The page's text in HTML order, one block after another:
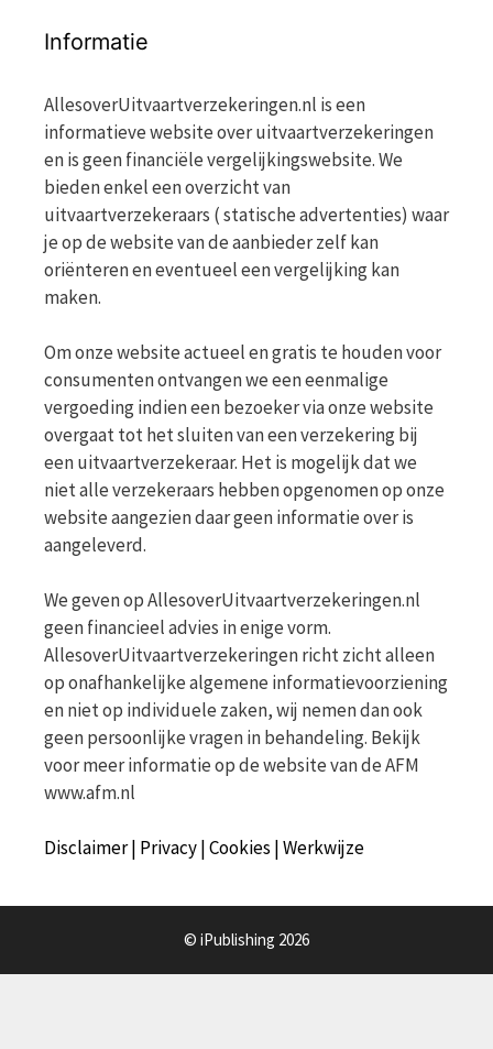
Informatie
AllesoverUitvaartverzekeringen.nl is een
informatieve website over uitvaartverzekeringen
en is geen financiële vergelijkingswebsite. We
bieden enkel een overzicht van
uitvaartverzekeraars ( statische advertenties) waar
je op de website van de aanbieder zelf kan
oriënteren en eventueel een vergelijking kan
maken.
Om onze website actueel en gratis te houden voor
consumenten ontvangen we een eenmalige
vergoeding indien een bezoeker via onze website
overgaat tot het sluiten van een verzekering bij
een uitvaartverzekeraar. Het is mogelijk dat we
niet alle verzekeraars hebben opgenomen op onze
website aangezien daar geen informatie over is
aangeleverd.
We geven op AllesoverUitvaartverzekeringen.nl
geen financieel advies in enige vorm.
AllesoverUitvaartverzekeringen richt zicht alleen
op onafhankelijke algemene informatievoorziening
en niet op individuele zaken, wij nemen dan ook
geen persoonlijke vragen in behandeling. Bekijk
voor meer informatie op de website van de AFM
www.afm.nl
Disclaimer | Privacy | Cookies | Werkwijze
© iPublishing 2026